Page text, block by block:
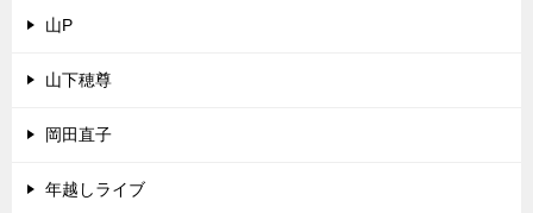
山P
山下穂尊
岡田直子
年越しライブ